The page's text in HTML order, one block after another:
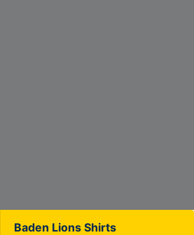
Baden Lions Shirts